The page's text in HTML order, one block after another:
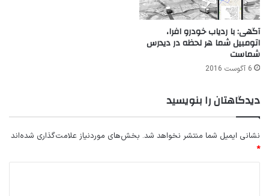
آگهی: با ردیاب خودرو افرا،
اتومبیل شما هر لحظه در دیدرس
شماست
6 آگوست 2016
دیدگاهتان را بنویسید
نشانی ایمیل شما منتشر نخواهد شد. بخش‌های موردنیاز علامت‌گذاری شده‌اند
*